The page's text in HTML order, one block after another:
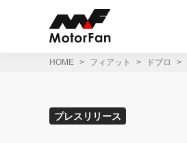
HOME フィアット ドブロ
プレスリリース